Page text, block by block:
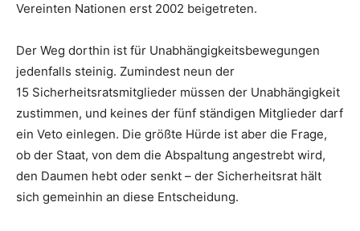
Vereinten Nationen erst 2002 beigetreten.
Der Weg dorthin ist für Unabhängigkeitsbewegungen
jedenfalls steinig. Zumindest neun der
15 Sicherheitsratsmitglieder müssen der Unabhängigkeit
zustimmen, und keines der fünf ständigen Mitglieder darf
ein Veto einlegen. Die größte Hürde ist aber die Frage,
ob der Staat, von dem die Abspaltung angestrebt wird,
den Daumen hebt oder senkt – der Sicherheitsrat hält
sich gemeinhin an diese Entscheidung.